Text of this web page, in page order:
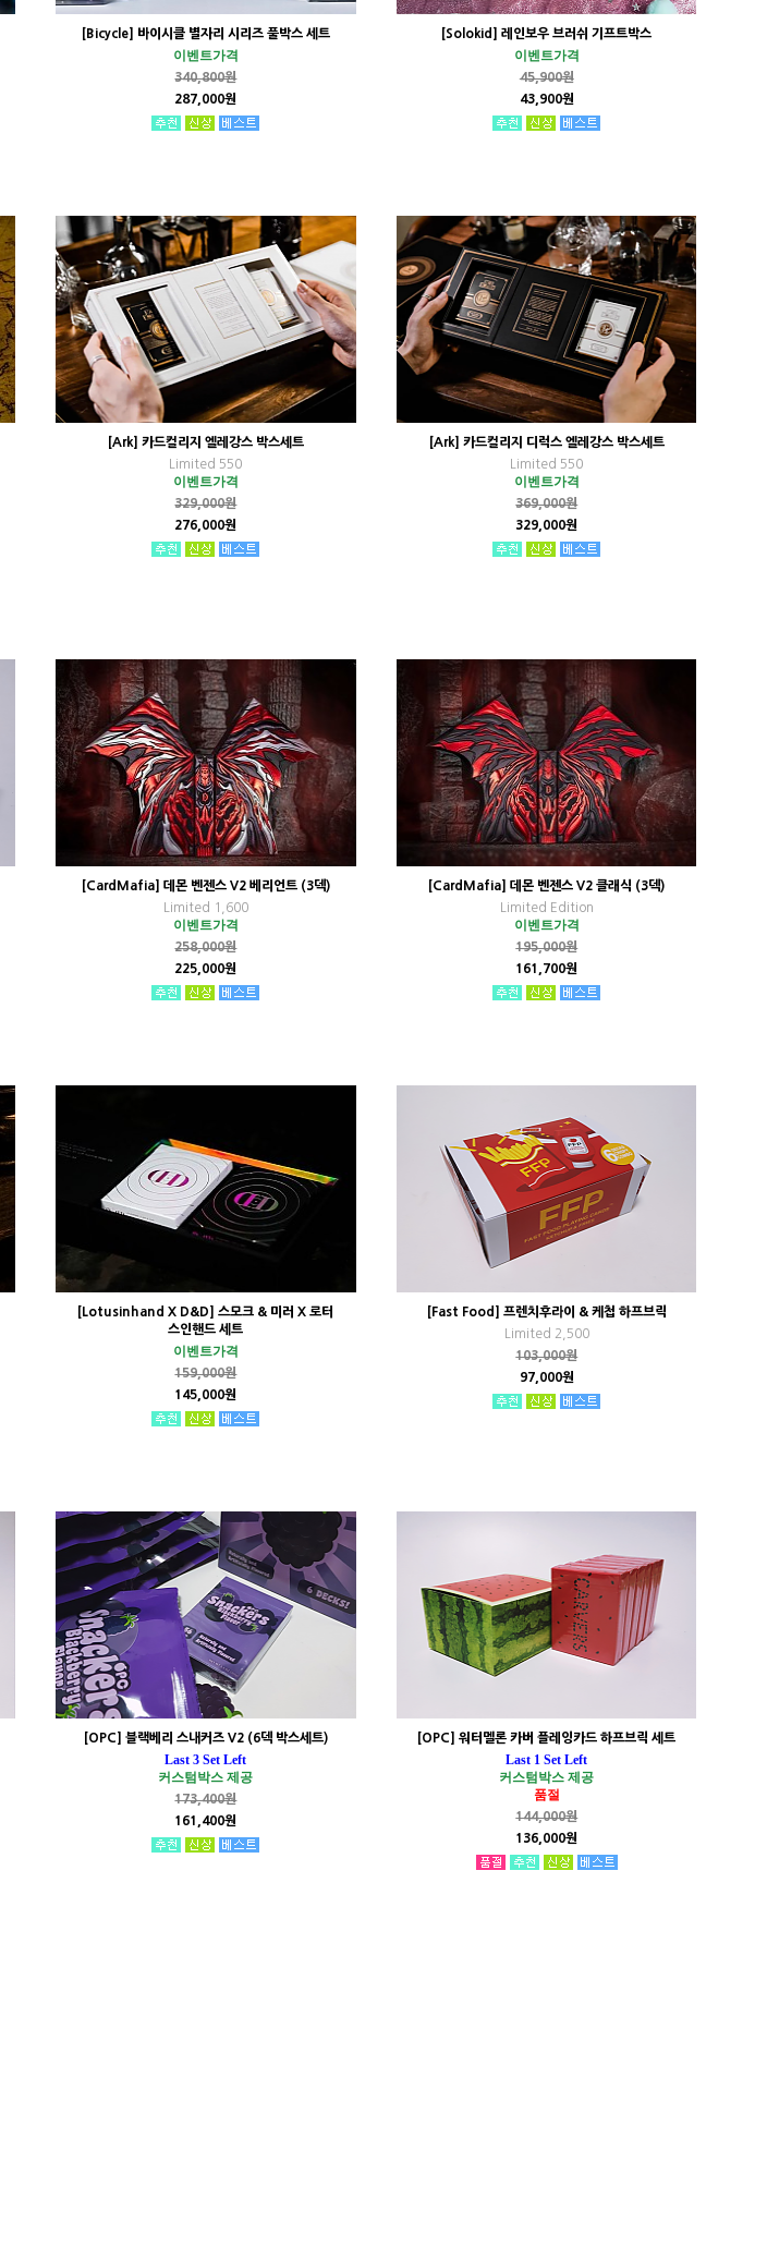
[Bicycle] 바이시클 별자리 시리즈 풀박스 세트
이벤트가격
340,800원
287,000원
[Solokid] 레인보우 브러쉬 기프트박스
이벤트가격
45,900원
43,900원
[Ark] 카드컬리지 엘레강스 박스세트
Limited 550
이벤트가격
329,000원
276,000원
[Ark] 카드컬리지 디럭스 엘레강스 박스세트
Limited 550
이벤트가격
369,000원
329,000원
[CardMafia] 데몬 벤젠스 V2 베리언트 (3덱)
Limited 1,600
이벤트가격
258,000원
225,000원
[CardMafia] 데몬 벤젠스 V2 클래식 (3덱)
Limited Edition
이벤트가격
195,000원
161,700원
[Lotusinhand X D&D] 스모크 & 미러 X 로터
스인핸드 세트
이벤트가격
159,000원
145,000원
[Fast Food] 프렌치후라이 & 케첩 하프브릭
Limited 2,500
103,000원
97,000원
[OPC] 블랙베리 스내커즈 V2 (6덱 박스세트)
Last 3 Set Left
커스텀박스 제공
173,400원
161,400원
[OPC] 워터멜론 카버 플레잉카드 하프브릭 세트
Last 1 Set Left
커스텀박스 제공
품절
144,000원
136,000원